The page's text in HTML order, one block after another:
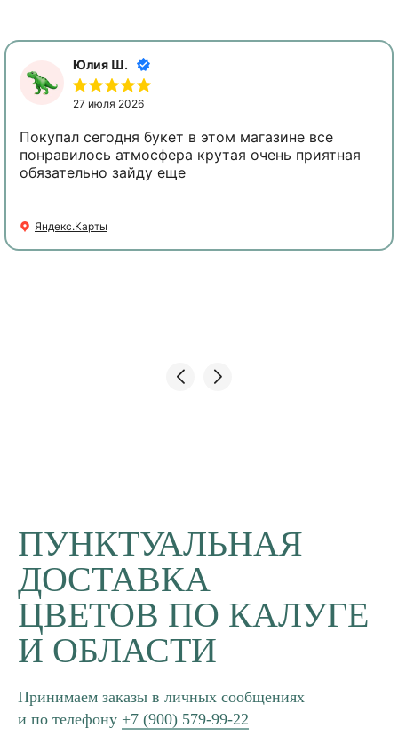
Юлия Ш.
27 июля 2026
Покупал сегодня букет в этом магазине все
понравилось атмосфера крутая очень приятная
обязательно зайду еще
Яндекс.Карты
ПУНКТУАЛЬНАЯ
ДОСТАВКА
ЦВЕТОВ ПО КАЛУГЕ
И ОБЛАСТИ
Принимаем заказы в личных сообщениях
и по телефону +7 (900) 579-99-22